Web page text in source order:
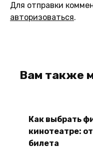
Для отправки
авторизоваться.
Вам также
Как выбрать
кинотеатре:
билета